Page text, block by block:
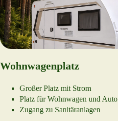
Wohnwagenplatz
Großer Platz mit Strom
Platz für Wohnwagen und Auto
Zugang zu Sanitäranlagen